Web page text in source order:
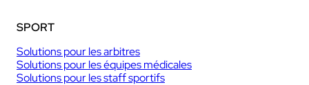
SPORT
Solutions pour les arbitres
Solutions pour les équipes médicales
Solutions pour les staff sportifs